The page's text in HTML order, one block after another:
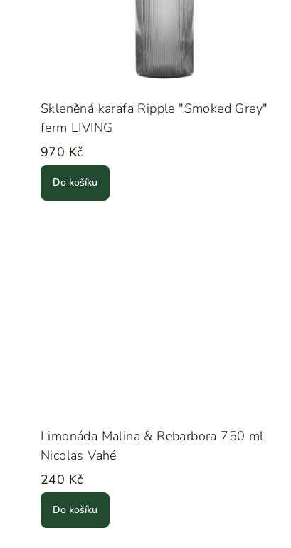
Skleněná karafa Ripple "Smoked Grey"
ferm LIVING
970 Kč
Do košíku
Limonáda Malina & Rebarbora 750 ml
Nicolas Vahé
240 Kč
Do košíku